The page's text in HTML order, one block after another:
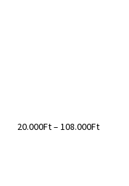
20.000Ft–108.000Ft